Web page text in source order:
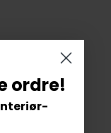
ordre!